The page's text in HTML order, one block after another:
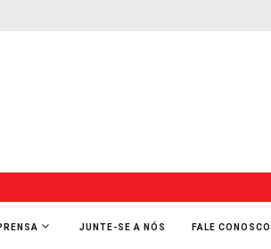
JUNTE-SE A NÓS FALE CONOSCO